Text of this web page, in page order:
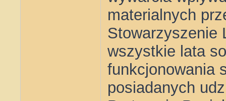
materialnych
Stowarzyszenie
wszystkie lata
funkcjonowania
posiadanych